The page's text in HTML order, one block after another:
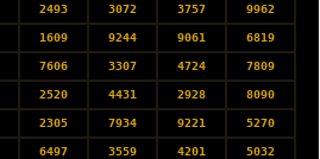
2493 3072 3757 9962
1609 9244 9061 6819
7606 3307 4724 7809
2520 4431 2928 8090
2305 7934 9221 5270
6497 3559 4201 5032